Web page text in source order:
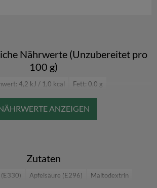
Nährwerte (Unzubereitet pro
100 g)
4,2 kJ / 1,0 kcal
Fett: 0,0 g
Fettsäuren: 0,0 g
Kohlenhydrate: 0,31 g
Zucker: 0,0 g
Eiweiß: 0,01 g
Zutaten
Apfelsäure (E296)
Maltodextrin